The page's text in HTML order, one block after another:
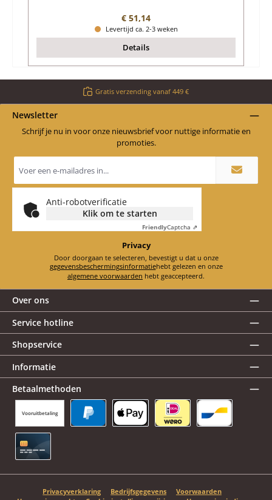
Normale prijs:
€ 51,14
Levertijd ca. 2-3 weken
Details
Gratis verzending vanaf 449 €
Newsletter
Schrijf je nu in voor onze nieuwsbrief voor nuttige informatie en
promoties.
mailadres
*
Anti-robotverificatie
Klik om te starten
FriendlyCaptcha ⇗
Privacy
Door doorgaan te selecteren, bevestigt u dat u onze
gegevensbeschermingsinformatie
hebt gelezen en onze
algemene voorwaarden hebt geaccepteerd.
Over ons
Service hotline
Shopservice
Informatie
Betaalmethoden
Vooruitbetaling
Privacyverklaring Bedrijfsgegevens
Voorwaarden